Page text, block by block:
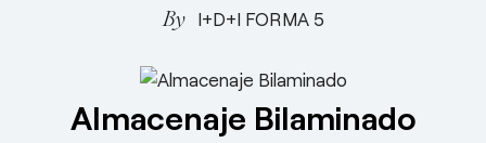
I+D+I FORMA 5
Almacenaje Bilaminado